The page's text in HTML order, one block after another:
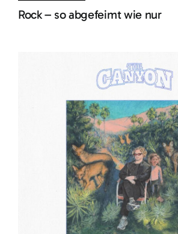
Rock – so abgefeimt wie nur